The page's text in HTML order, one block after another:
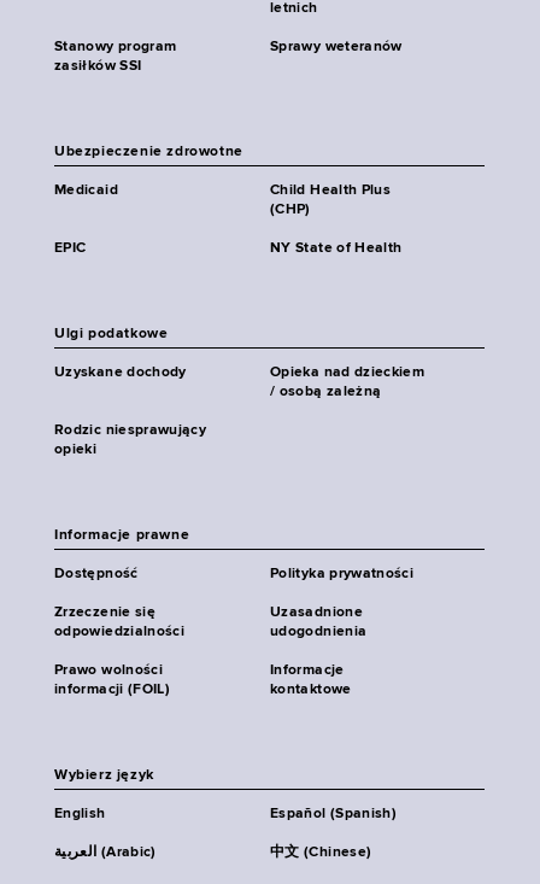
letnich
Stanowy program
zasiłków SSI
Sprawy weteranów
Ubezpieczenie zdrowotne
Medicaid
Child Health Plus
(CHP)
EPIC NY State of Health
Ulgi podatkowe
Uzyskane dochody
Opieka nad dzieckiem
/ osobą zależną
Rodzic niesprawujący
opieki
Informacje prawne
Dostępność Polityka prywatności
Zrzeczenie się
odpowiedzialności
Uzasadnione
udogodnienia
Prawo wolności
informacji (FOIL)
Informacje
kontaktowe
Wybierz język
English Español (Spanish)
العربية (Arabic) 中文 (Chinese)